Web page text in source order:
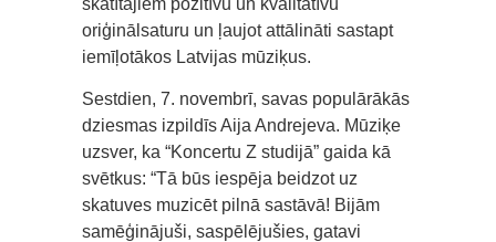
skatītājiem pozitīvu un kvalitatīvu
oriģinālsaturu un ļaujot attālināti sastapt
iemīļotākos Latvijas mūziķus.
Sestdien, 7. novembrī, savas populārākās
dziesmas izpildīs Aija Andrejeva. Mūziķe
uzsver, ka “Koncertu Z studijā” gaida kā
svētkus: “Tā būs iespēja beidzot uz
skatuves muzicēt pilnā sastāvā! Bijām
samēģinājuši, saspēlējušies, gatavi